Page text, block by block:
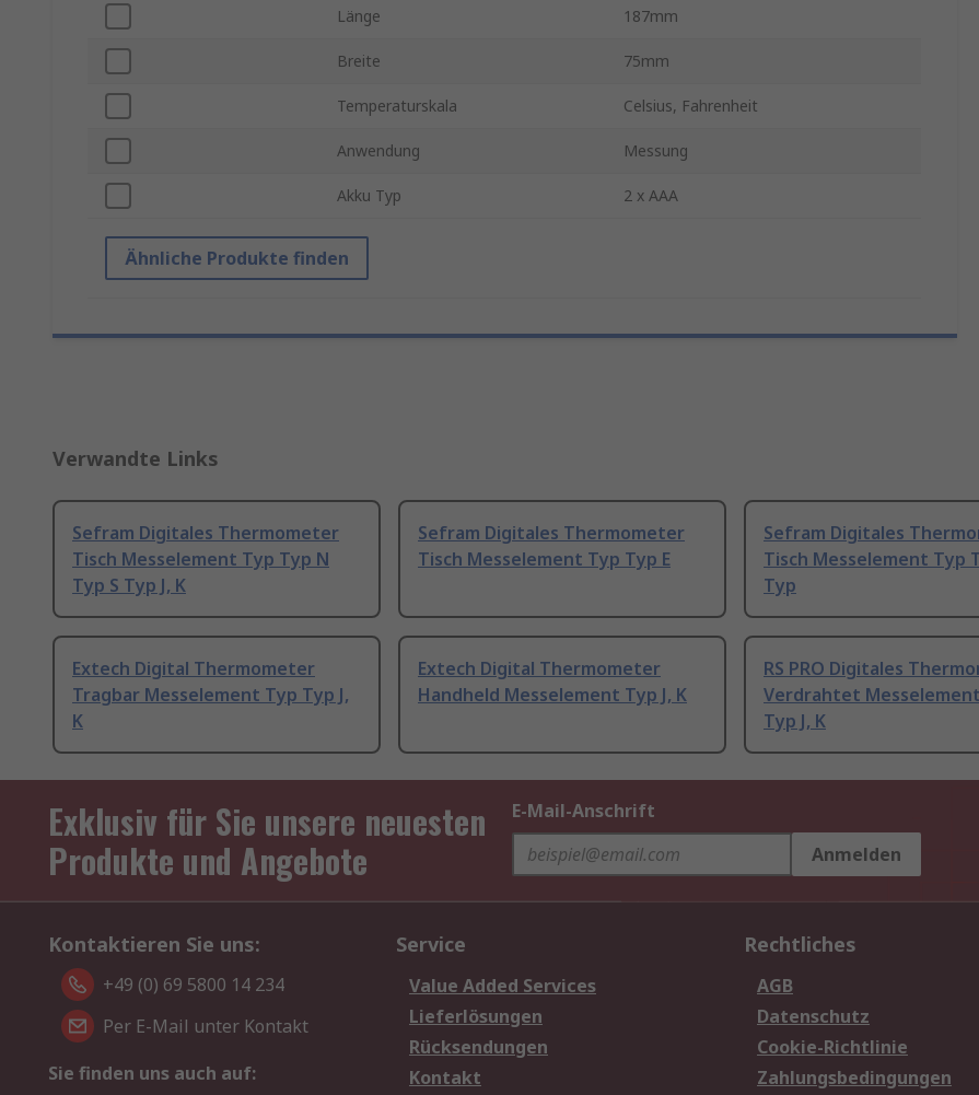
Länge 187mm
Breite 75mm
Temperaturskala Celsius, Fahrenheit
Anwendung Messung
Akku Typ 2 x AAA
Ähnliche Produkte finden
Verwandte Links
Sefram Digitales Thermometer
Tisch Messelement Typ Typ N
Typ S Typ J, K
Sefram Digitales Thermometer
Tisch Messelement Typ Typ E
Sefram Digitales
Tisch Messelement Typ
Typ
Extech Digital Thermometer
Tragbar Messelement Typ Typ J,
K
Extech Digital Thermometer
Handheld Messelement Typ J, K
RS PRO Digitales
Verdrahtet
Typ J, K
Exklusiv für Sie unsere neuesten
Produkte und Angebote
E-Mail-Anschrift
Anmelden
Kontaktieren Sie uns:
+49 (0) 69 5800 14 234
Per E-Mail unter Kontakt
Sie finden uns auch auf:
Service
Value Added Services
Lieferlösungen
Rücksendungen
Kontakt
Rechtliches
AGB
Datenschutz
Cookie-Richtlinie
Zahlungsbedingungen